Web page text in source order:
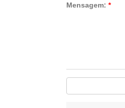
Mensagem: *